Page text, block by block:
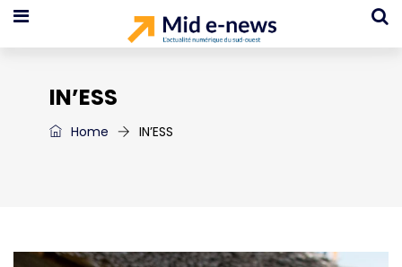
IN’ESS
Home IN’ESS